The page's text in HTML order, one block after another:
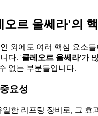
르 울쎄라'의
외에도 여러 핵심 요소
다. '클레오르 울쎄라'가
없는 부분들입니다.
요성
한 리프팅 장비로, 그